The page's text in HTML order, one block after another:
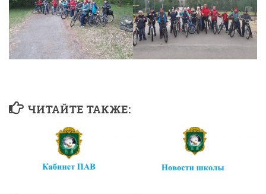
ЧИТАЙТЕ ТАКЖЕ: